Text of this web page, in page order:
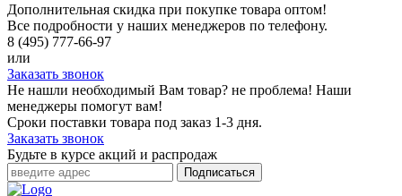
Дополнительная скидка при покупке товара оптом!
Все подробности у наших менеджеров по телефону.
8 (495) 777-66-97
или
Заказать звонок
Не нашли необходимый Вам товар? не проблема! Наши
менеджеры помогут вам!
Сроки поставки товара под заказ 1-3 дня.
Заказать звонок
Будьте в курсе акций и распродаж
Подписаться